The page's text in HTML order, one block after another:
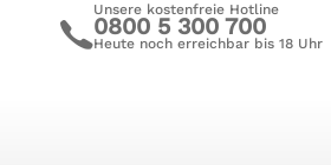
c
Unsere kostenfreie Hotline
0800 5 300 700
Heute noch erreichbar bis 18 Uhr